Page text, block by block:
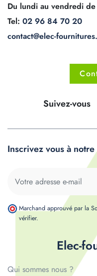
Du lundi au vendredi
Tel: 02 96 84 70 20
contact@elec-
Elec-
Qui sommes nous ?
Suivez-vous
Inscrivez vous à
Marchand approuvé par la
vérifier.